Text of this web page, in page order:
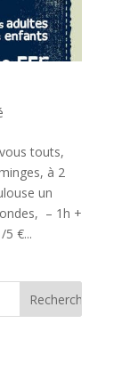
touts,
à 2
un
– 1h +
€...